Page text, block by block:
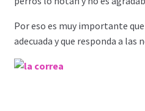
Por eso es muy importante
adecuada y que responda a las